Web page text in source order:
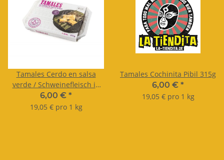
Tamales Cerdo en salsa
verde / Schweinefleisch in
Salsa Verde 315g
6,00 € *
19,05 € pro 1 kg
Tamales Cochinita Pibil 315g
6,00 € *
19,05 € pro 1 kg